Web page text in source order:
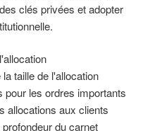
clés privées et adopter
taille de l'allocation
pour les ordres importants
allocations aux clients
du carnet